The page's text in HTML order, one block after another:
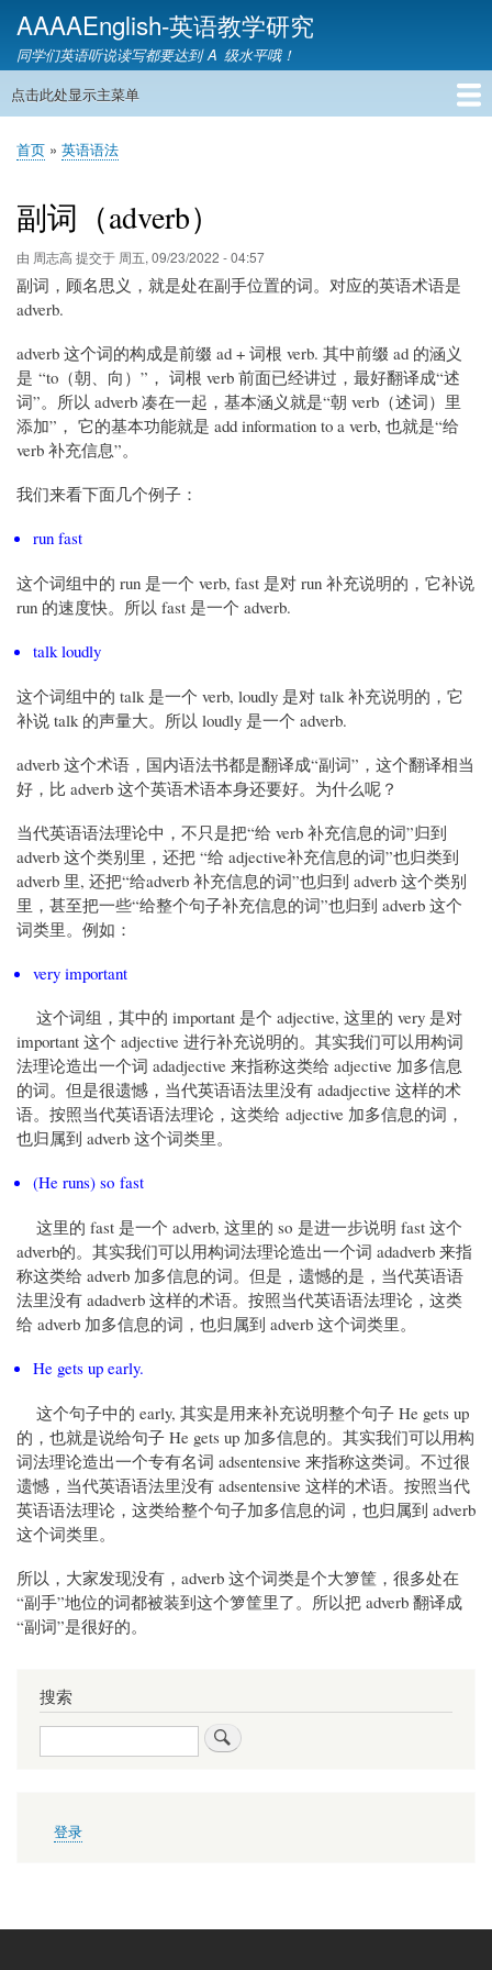
跳
转
到
AAAAEnglish-英语教学研究
同学们英语听说读写都要达到 A 级水平哦！
主
航
点击此处显示主菜单
首页
英语网课
教材精讲
英语语音
英语语法
英语词汇
雅思托福
英语教学
教育资讯
英语家教
联系我们
面
屑
首页 英语语法
副词（adverb）
由 周志高提交于 周五, 09/23/2022 - 04:57
副词，顾名思义，就是处在副手位置的词。对应的英语术语是
adverb.
adverb 这个词的构成是前缀 ad + 词根 verb. 其中前缀 ad 的涵义
是 “to（朝、向）”， 词根 verb 前面已经讲过，最好翻译成“述
词”。所以 adverb 凑在一起，基本涵义就是“朝 verb（述词）里
添加”， 它的基本功能就是 add information to a verb, 也就是“给
verb 补充信息”。
我们来看下面几个例子：
run fast
这个词组中的 run 是一个 verb, fast 是对 run 补充说明的，它补说
run 的速度快。所以 fast 是一个 adverb.
talk loudly
这个词组中的 talk 是一个 verb, loudly 是对 talk 补充说明的，它
补说 talk 的声量大。所以 loudly 是一个 adverb.
adverb 这个术语，国内语法书都是翻译成“副词”，这个翻译相当
好，比 adverb 这个英语术语本身还要好。为什么呢？
当代英语语法理论中，不只是把“给 verb 补充信息的词”归到
adverb 这个类别里，还把 “给 adjective补充信息的词”也归类到
adverb 里, 还把“给adverb 补充信息的词”也归到 adverb 这个类别
里，甚至把一些“给整个句子补充信息的词”也归到 adverb 这个
词类里。例如：
very important
这个词组，其中的 important 是个 adjective, 这里的 very 是对
important 这个 adjective 进行补充说明的。其实我们可以用构词
法理论造出一个词 adadjective 来指称这类给 adjective 加多信息
的词。但是很遗憾，当代英语语法里没有 adadjective 这样的术
语。按照当代英语语法理论，这类给 adjective 加多信息的词，
也归属到 adverb 这个词类里。
(He runs) so fast
这里的 fast 是一个 adverb, 这里的 so 是进一步说明 fast 这个
adverb的。其实我们可以用构词法理论造出一个词 adadverb 来指
称这类给 adverb 加多信息的词。但是，遗憾的是，当代英语语
法里没有 adadverb 这样的术语。按照当代英语语法理论，这类
给 adverb 加多信息的词，也归属到 adverb 这个词类里。
He gets up early.
这个句子中的 early, 其实是用来补充说明整个句子 He gets up
的，也就是说给句子 He gets up 加多信息的。其实我们可以用构
词法理论造出一个专有名词 adsentensive 来指称这类词。不过很
遗憾，当代英语语法里没有 adsentensive 这样的术语。按照当代
英语语法理论，这类给整个句子加多信息的词，也归属到 adverb
这个词类里。
所以，大家发现没有，adverb 这个词类是个大箩筐，很多处在
“副手”地位的词都被装到这个箩筐里了。所以把 adverb 翻译成
“副词”是很好的。
搜索
搜
索
户登录